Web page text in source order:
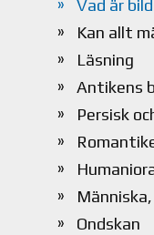
Vad är
Kan allt
Läsning
Antikens
Persisk
Ondskan